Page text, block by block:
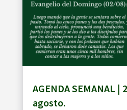
AGENDA SEMANAL |
agosto.